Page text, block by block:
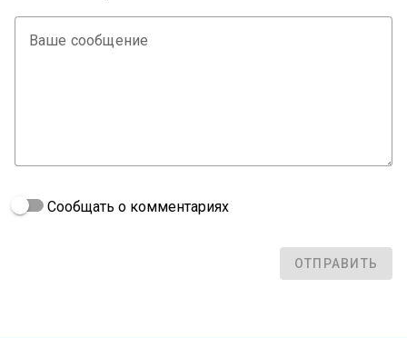
Ваше сообщение
Сообщать о комментариях
ОТПРАВИТЬ